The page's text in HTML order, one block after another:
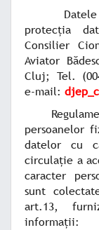
Datele
protecția
Consilier
Aviator
Cluj; Tel.
e-mail:
persoanelor
datelor cu
circulație a
caracter
sunt
art.13,
informații: